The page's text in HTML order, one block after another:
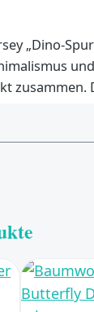
„Dino-
zusammen.